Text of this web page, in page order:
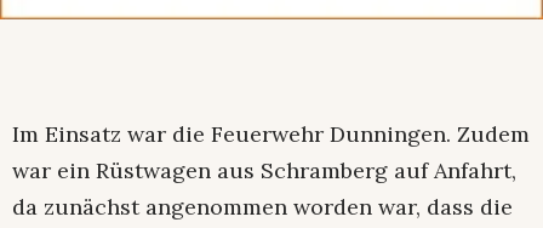
Im Einsatz war die Feuerwehr Dunningen. Zudem
war ein Rüstwagen aus Schramberg auf Anfahrt,
da zunächst angenommen worden war, dass die